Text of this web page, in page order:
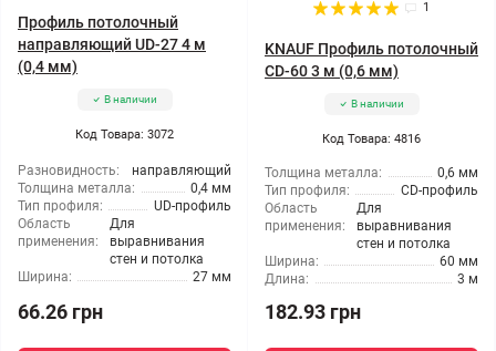
Профиль потолочный
направляющий UD-27 4 м
(0,4 мм)
В наличии
Код Товара: 3072
Разновидность:
направляющий
Толщина металла:
0,4 мм
Тип профиля:
UD-профиль
Область
применения:
Для
выравнивания
стен и потолка
Ширина:
27 мм
66.26 грн
1
KNAUF Профиль потолочный
CD-60 3 м (0,6 мм)
В наличии
Код Товара: 4816
Толщина металла:
0,6 мм
Тип профиля:
CD-профиль
Область
применения:
Для
выравнивания
стен и потолка
Ширина:
60 мм
Длина:
3 м
182.93 грн